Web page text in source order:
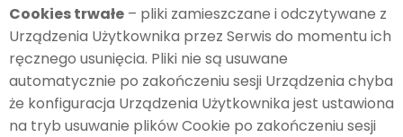
Cookies trwałe – pliki zamieszczane i odczytywane z
Urządzenia Użytkownika przez Serwis do momentu ich
ręcznego usunięcia. Pliki nie są usuwane
automatycznie po zakończeniu sesji Urządzenia chyba
że konfiguracja Urządzenia Użytkownika jest ustawiona
na tryb usuwanie plików Cookie po zakończeniu sesji